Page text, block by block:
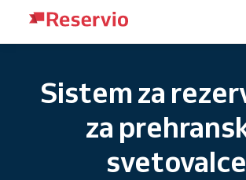
Sistem za
za
svetovalce